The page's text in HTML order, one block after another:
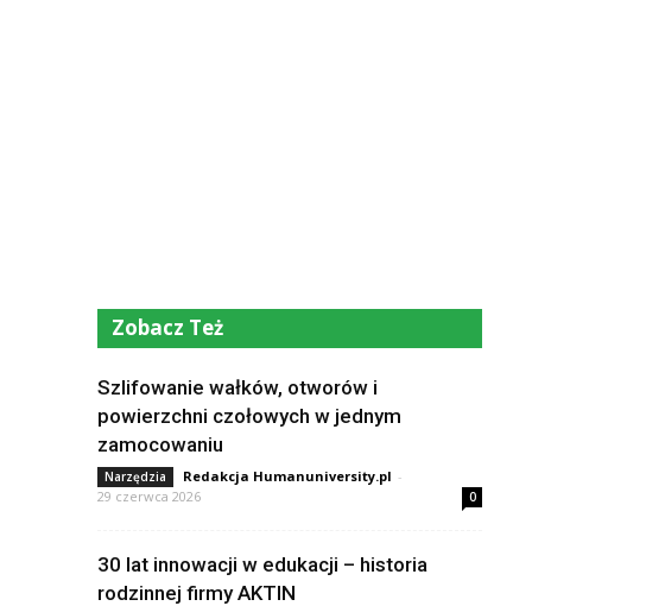
Zobacz Też
Szlifowanie wałków, otworów i
powierzchni czołowych w jednym
zamocowaniu
Narzędzia Redakcja Humanuniversity.pl -
29 czerwca 2026
0
30 lat innowacji w edukacji – historia
rodzinnej firmy AKTIN